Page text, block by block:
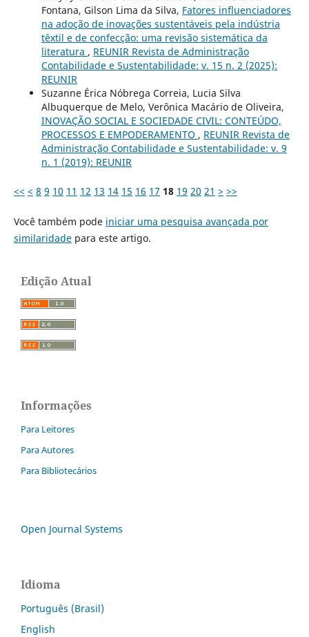
Fontana, Gilson Lima da Silva, Fatores influenciadores
na adoção de inovações sustentáveis pela indústria
têxtil e de confecção: uma revisão sistemática da
literatura , REUNIR Revista de Administração
Contabilidade e Sustentabilidade: v. 15 n. 2 (2025):
REUNIR
Suzanne Érica Nóbrega Correia, Lucia Silva
Albuquerque de Melo, Verônica Macário de Oliveira,
INOVAÇÃO SOCIAL E SOCIEDADE CIVIL: CONTEÚDO,
PROCESSOS E EMPODERAMENTO , REUNIR Revista de
Administração Contabilidade e Sustentabilidade: v. 9
n. 1 (2019): REUNIR
<< < 8 9 10 11 12 13 14 15 16 17 18 19 20 21 > >>
Você também pode iniciar uma pesquisa avançada por
similaridadepara este artigo.
Edição Atual
Informações
Para Leitores
Para Autores
Para Bibliotecários
Open Journal Systems
Idioma
Português (Brasil)
English